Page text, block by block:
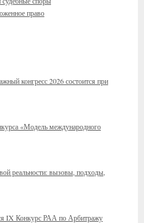
право
конгресс 2026 состоится при
«Модель международного
реальности: вызовы, подходы,
IX Конкурс РАА по Арбитражу